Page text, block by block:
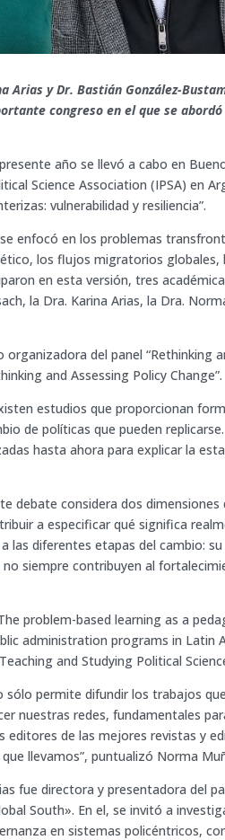
Arias y Dr. Bastián González-
congreso en el que se
año se llevó a cabo en
Science Association (IPSA) en
vulnerabilidad y resiliencia”.
enfocó en los problemas
los flujos migratorios globales,
en esta versión, tres
la Dra. Karina Arias, la Dra.
del panel “Rethinking
and Assessing Policy Change”.
estudios que proporcionan
de políticas que pueden
hasta ahora para explicar la
debate considera dos
a especificar qué significa
las diferentes etapas del cambio:
siempre contribuyen al
problem-based learning as a
administration programs in Latin
and Studying Political
permite difundir los trabajos
nuestras redes, fundamentales
de las mejores revistas y
llevamos”, puntualizó Norma
fue directora y presentadora del
South». En el, se invitó a
en sistemas policéntricos,